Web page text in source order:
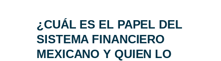
ACERCA DE
NUESTROS
EXPERTOS
¿CUÁL ES EL PAPEL DEL
SISTEMA FINANCIERO
MEXICANO Y QUIEN LO